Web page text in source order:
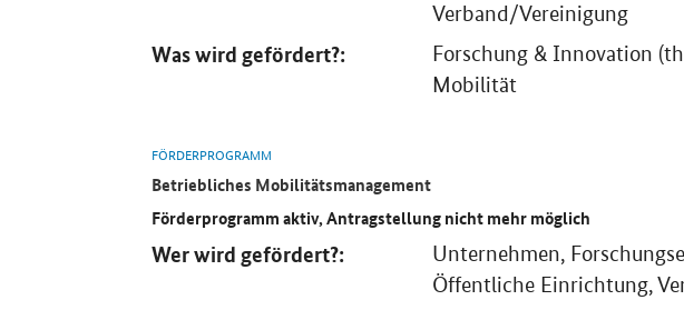
Verband/Vereinigung
Was wird gefördert?:
Forschung & Innovation
Mobilität
FÖRDERPROGRAMM
Betriebliches Mobilitätsmanagement
Förderprogramm aktiv, Antragstellung nicht mehr möglich
Wer wird gefördert?:
Unternehmen,
Öffentliche Einrichtung,